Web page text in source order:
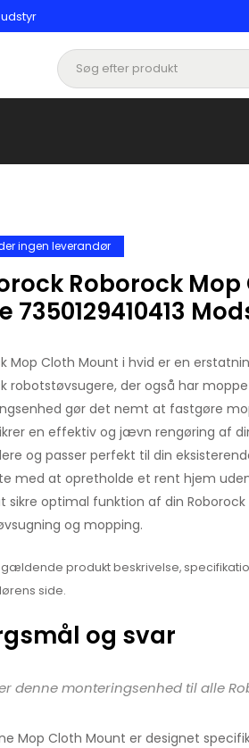
ingen leverandør
Roborock
7350129410413
Mop Cloth Mount i hvid er en
robotstøvsugere, der også har
gør det nemt at fastgøre
en effektiv og jævn rengøring af
og passer perfekt til din
med at opretholde et rent hjem
sikre optimal funktion af din
og mopping.
gældende produkt beskrivelse,
side.
og svar
denne monteringsenhed til alle
Mop Cloth Mount er designet